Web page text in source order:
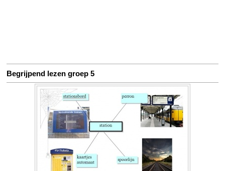
Begrijpend lezen groep 5